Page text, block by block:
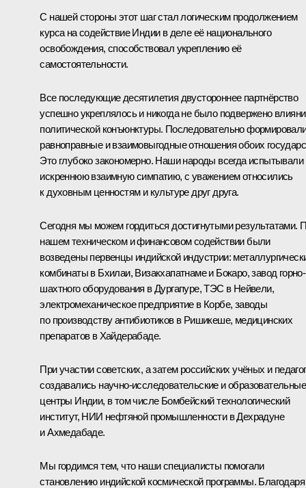
С нашей стороны этот шаг стал логическим продолжением
курса на содействие Индии в деле её национального
освобождения, способствовал укреплению её
самостоятельности.
Все последующие десятилетия двустороннее партнёрство
успешно укреплялось и никогда не было подвержено
политической конъюнктуры. Последовательно
равноправные и взаимовыгодные отношения обоих
Это глубоко закономерно. Наши народы всегда испытывали
искреннюю взаимную симпатию, с уважением относились
к духовным ценностям и культуре друг друга.
Сегодня мы можем гордиться достигнутыми результатами.
нашем техническом и финансовом содействии были
возведены первенцы индийской индустрии:
комбинаты в Бхилаи, Визакхапатнаме и Бокаро, завод горно-
шахтного оборудования в Дургапуре, ТЭС в Нейвели,
электромеханическое предприятие в Корбе, заводы
по производству антибиотиков в Ришикеше, медицинских
препаратов в Хайдерабаде.
При участии советских, а затем российских учёных и
создавались научно-исследовательские и образовательные
центры Индии, в том числе Бомбейский технологический
институт, НИИ нефтяной промышленности в Дехрадуне
и Ахмедабаде.
Мы гордимся тем, что наши специалисты помогали
становлению индийской космической программы. Благодаря